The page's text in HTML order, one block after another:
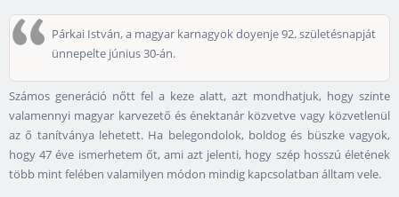
Párkai István, a magyar karnagyok doyenje 92. születésnapját
ünnepelte június 30-án.
Számos generáció nőtt fel a keze alatt, azt mondhatjuk, hogy szinte
valamennyi magyar karvezető és énektanár közvetve vagy közvetlenül
az ő tanítványa lehetett. Ha belegondolok, boldog és büszke vagyok,
hogy 47 éve ismerhetem őt, ami azt jelenti, hogy szép hosszú életének
több mint felében valamilyen módon mindig kapcsolatban álltam vele.